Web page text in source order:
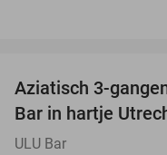
Aziatisch 3-
Bar in hartje
ULU Bar